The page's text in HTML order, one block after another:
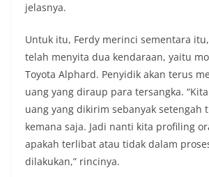
jelasnya.
Untuk itu, Ferdy merinci sementara
telah menyita dua kendaraan, yaitu
Toyota Alphard. Penyidik akan terus
uang yang diraup para tersangka.
uang yang dikirim sebanyak setengah
kemana saja. Jadi nanti kita profiling
apakah terlibat atau tidak dalam
dilakukan,” rincinya.